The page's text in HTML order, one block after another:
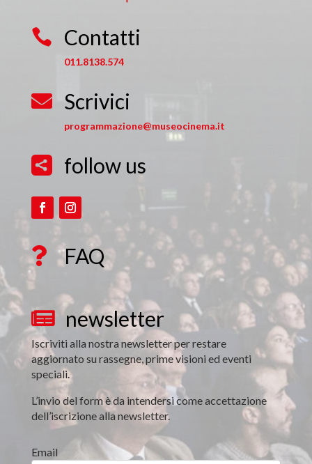
 Contatti
011.8138.574
 Scrivici
programmazione@museocinema.it
 follow us
 FAQ
 newsletter
Iscriviti alla nostra newsletter per restare
aggiornato su rassegne, prime visioni ed eventi
speciali.
L’invio del form è da intendersi come accettazione
dell’iscrizione alla newsletter.
Email